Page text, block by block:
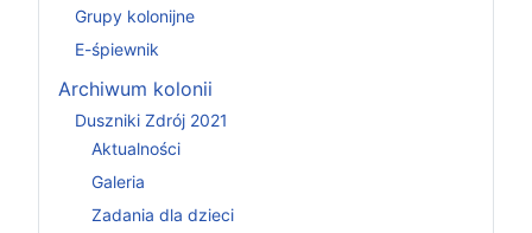
Grupy kolonijne
E-śpiewnik
Archiwum kolonii
Duszniki Zdrój 2021
Aktualności
Galeria
Zadania dla dzieci